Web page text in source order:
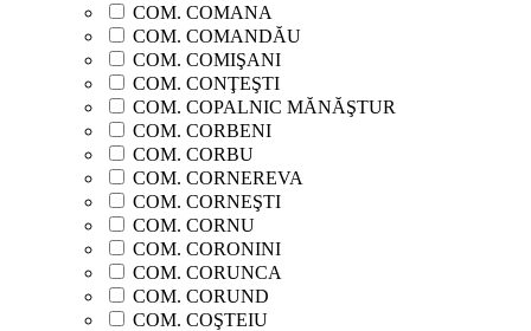
COM. COMANA
COM. COMANDĂU
COM. COMIŞANI
COM. CONŢEŞTI
COM. COPALNIC MĂNĂŞTUR
COM. CORBENI
COM. CORBU
COM. CORNEREVA
COM. CORNEŞTI
COM. CORNU
COM. CORONINI
COM. CORUNCA
COM. CORUND
COM. COŞTEIU